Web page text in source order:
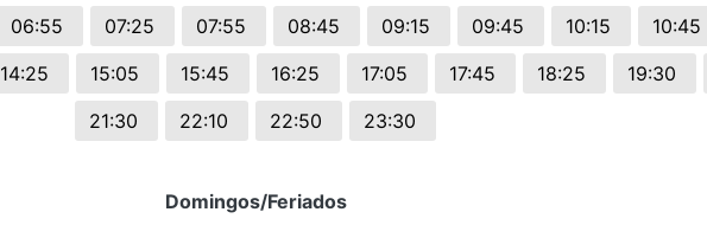
06:55 07:25 07:55 08:45 09:15 09:45 10:15 10:45
14:25 15:05 15:45 16:25 17:05 17:45 18:25 19:30
21:30
22:10 22:50 23:30
Domingos/Feriados